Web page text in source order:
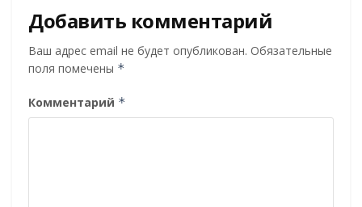
Добавить комментарий
Ваш адрес email не будет опубликован. Обязательные
поля помечены *
Комментарий *